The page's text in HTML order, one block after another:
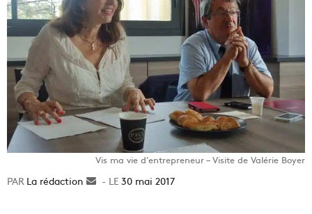
Vis ma vie d’entrepreneur – Visite de Valérie Boyer
La rédaction
Envoyer30 mai 2017